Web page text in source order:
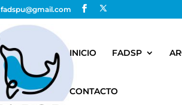
fadspu@gmail.com
INICIO FADSP
CONTACTO